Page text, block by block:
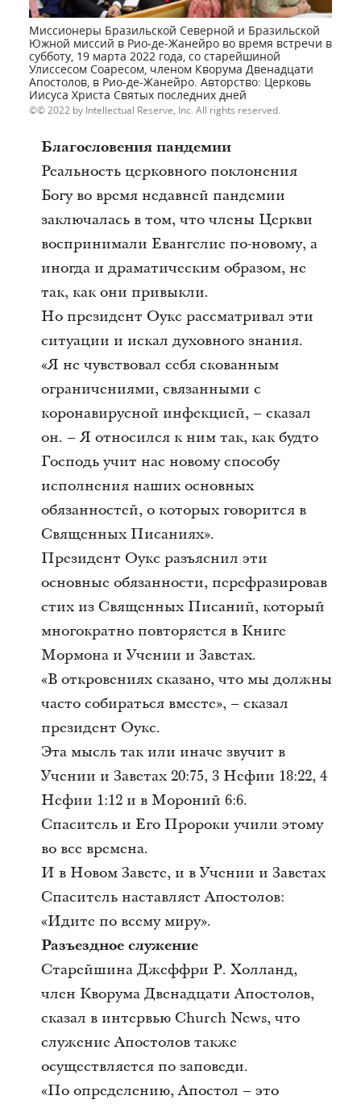
Миссионеры Бразильской Северной и Бразильской
Южной миссий в Рио-де-Жанейро во время встречи в
субботу, 19 марта 2022 года, со старейшиной
Улиссесом Соаресом, членом Кворума Двенадцати
Апостолов, в Рио-де-Жанейро. Авторство: Церковь
Иисуса Христа Святых последних дней
© 2022 by Intellectual Reserve, Inc. All rights reserved.
Благословения пандемии
Реальность церковного поклонения
Богу во время недавней пандемии
заключалась в том, что члены Церкви
воспринимали Евангелие по-новому, а
иногда и драматическим образом, не
так, как они привыкли.
Но президент Оукс рассматривал эти
ситуации и искал духовного знания.
«Я не чувствовал себя скованным
ограничениями, связанными с
коронавирусной инфекцией, – сказал
он. – Я относился к ним так, как будто
Господь учит нас новому способу
исполнения наших основных
обязанностей, о которых говорится в
Священных Писаниях».
Президент Оукс разъяснил эти
основные обязанности, перефразировав
стих из Священных Писаний, который
многократно повторяется в Книге
Мормона и Учении и Заветах.
«В откровениях сказано, что мы должны
часто собираться вместе», – сказал
президент Оукс.
Эта мысль так или иначе звучит в
Учении и Заветах 20:75, 3 Нефии 18:22, 4
Нефии 1:12 и в Мороний 6:6.
Спаситель и Его Пророки учили этому
во все времена.
И в Новом Завете, и в Учении и Заветах
Спаситель наставляет Апостолов:
«Идите по всему миру».
Разъездное служение
Старейшина Джеффри Р. Холланд,
член Кворума Двенадцати Апостолов,
сказал в интервью Church News, что
служение Апостолов также
осуществляется по заповеди.
«По определению, Апостол – это